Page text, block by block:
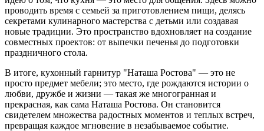
проводить время с семьей за приготовлением пищи, делясь
секретами кулинарного мастерства с детьми или создавая
новые традиции. Это пространство вдохновляет на создание
совместных проектов: от выпечки печенья до подготовки
праздничного стола.
В итоге, кухонный гарнитур "Наташа Ростова" — это не
просто предмет мебели; это место, где рождаются истории о
любви, дружбе и жизни — такая же многогранная и
прекрасная, как сама Наташа Ростова. Он становится
свидетелем множества радостных моментов и теплых встреч,
превращая каждое мгновение в незабываемое событие.